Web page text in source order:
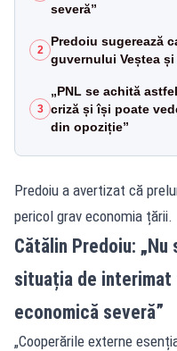
severă”
2
Predoiu sugerează
guvernului Veștea
3
„PNL se achită
criză și își poate
din opoziție”
Predoiu a avertizat că
pericol grav economia țării.
Cătălin Predoiu:
situația de interimat
economică severă”
„Cooperările externe